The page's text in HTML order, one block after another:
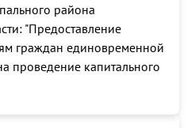
района
"Предоставление
граждан единовременной
проведение капитального